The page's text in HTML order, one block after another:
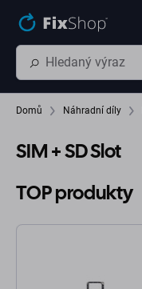
Domů Náhradní díly
SIM + SD Slot
TOP produkty